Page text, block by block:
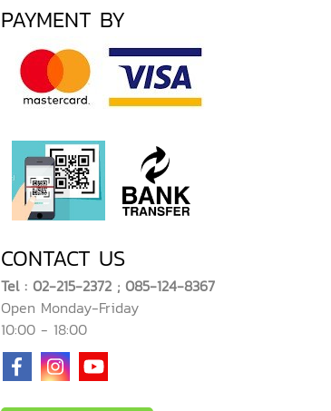
PAYMENT BY
CONTACT US
Tel : 02-215-2372 ; 085-124-8367
Open Monday-Friday
10:00 - 18:00